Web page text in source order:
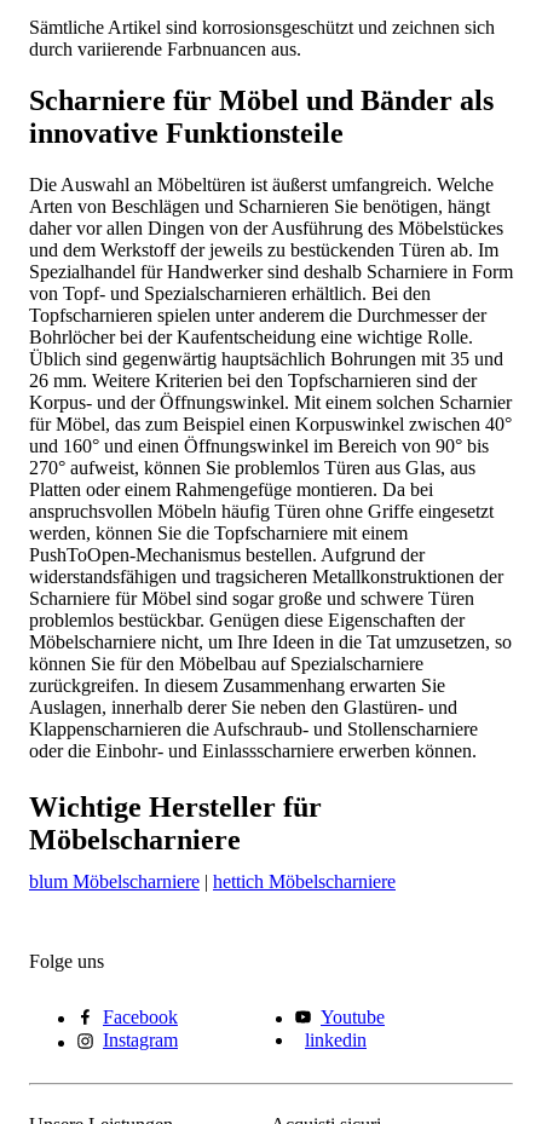
Sämtliche Artikel sind korrosionsgeschützt und zeichnen sich
durch variierende Farbnuancen aus.
Scharniere für Möbel und Bänder als
innovative Funktionsteile
Die Auswahl an Möbeltüren ist äußerst umfangreich. Welche
Arten von Beschlägen und Scharnieren Sie benötigen, hängt
daher vor allen Dingen von der Ausführung des Möbelstückes
und dem Werkstoff der jeweils zu bestückenden Türen ab. Im
Spezialhandel für Handwerker sind deshalb Scharniere in Form
von Topf- und Spezialscharnieren erhältlich. Bei den
Topfscharnieren spielen unter anderem die Durchmesser der
Bohrlöcher bei der Kaufentscheidung eine wichtige Rolle.
Üblich sind gegenwärtig hauptsächlich Bohrungen mit 35 und
26 mm. Weitere Kriterien bei den Topfscharnieren sind der
Korpus- und der Öffnungswinkel. Mit einem solchen Scharnier
für Möbel, das zum Beispiel einen Korpuswinkel zwischen 40°
und 160° und einen Öffnungswinkel im Bereich von 90° bis
270° aufweist, können Sie problemlos Türen aus Glas, aus
Platten oder einem Rahmengefüge montieren. Da bei
anspruchsvollen Möbeln häufig Türen ohne Griffe eingesetzt
werden, können Sie die Topfscharniere mit einem
PushToOpen-Mechanismus bestellen. Aufgrund der
widerstandsfähigen und tragsicheren Metallkonstruktionen der
Scharniere für Möbel sind sogar große und schwere Türen
problemlos bestückbar. Genügen diese Eigenschaften der
Möbelscharniere nicht, um Ihre Ideen in die Tat umzusetzen, so
können Sie für den Möbelbau auf Spezialscharniere
zurückgreifen. In diesem Zusammenhang erwarten Sie
Auslagen, innerhalb derer Sie neben den Glastüren- und
Klappenscharnieren die Aufschraub- und Stollenscharniere
oder die Einbohr- und Einlassscharniere erwerben können.
Wichtige Hersteller für
Möbelscharniere
blum Möbelscharniere | hettich Möbelscharniere
Folge uns
Facebook
Youtube
Instagram
linkedin